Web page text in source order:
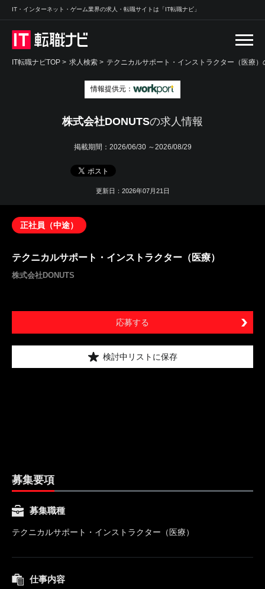
IT・インターネット・ゲーム業界の求人・転職サイトは「IT転職ナビ」
IT転職ナビTOP > 求人検索 > テクニカルサポート・インストラクター（医療）
情報提供元：
株式会社DONUTSの求人情報
掲載期間： 2026/06/30 ～2026/08/29
更新日：2026年07月21日
正社員（中途）
テクニカルサポート・インストラクター（医療）
株式会社DONUTS
応募する
検討中リストに保存
募集要項
募集職種
テクニカルサポート・インストラクター（医療）
仕事内容